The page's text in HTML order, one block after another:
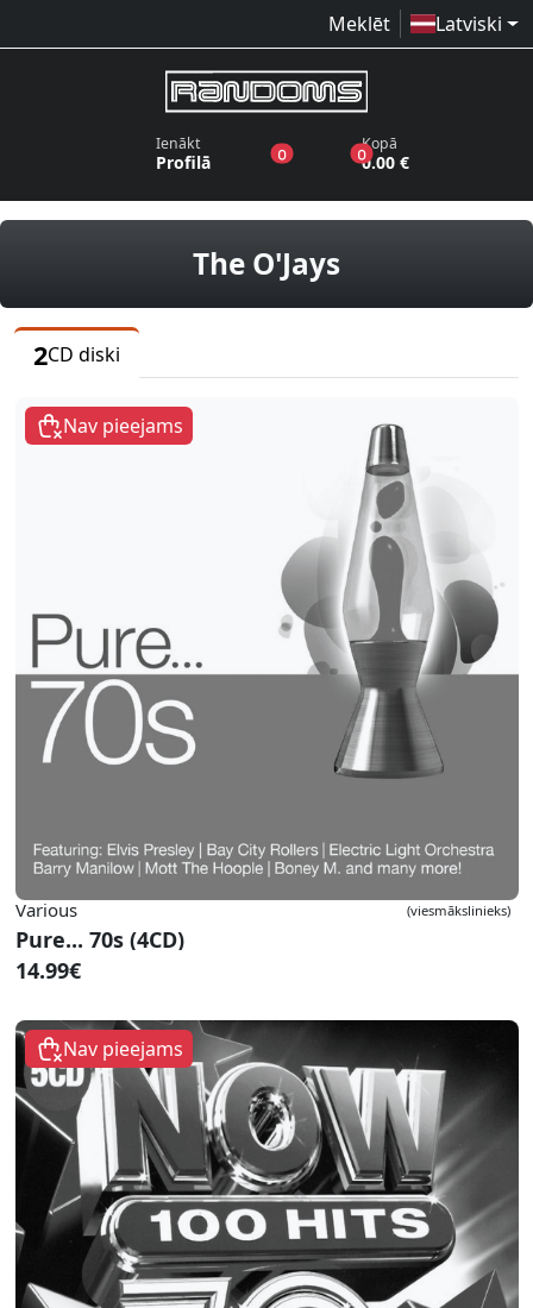
Meklēt Latviski
Ienākt
Profilā 0produkti vēlmju sarakstā
0produkti grozā
Kopā
0.00 €
The O'JaysCD diski
2CD diski
Nav pieejams
Various (viesmākslinieks)
Pure... 70s (4CD)
14.99€
Nav pieejams